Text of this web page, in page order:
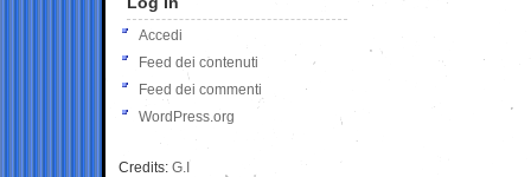
Accedi
Feed dei contenuti
Feed dei commenti
WordPress.org
Credits: G.I